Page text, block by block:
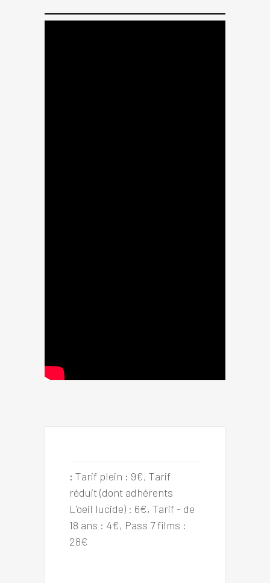
: Tarif plein : 9€, Tarif
réduit (dont adhérents
L'oeil lucide) : 6€, Tarif - de
18 ans : 4€, Pass 7 films :
28€